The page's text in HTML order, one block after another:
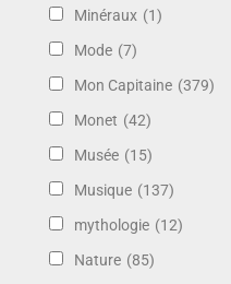
Minéraux (1)
Mode (7)
Mon Capitaine (379)
Monet (42)
Musée (15)
Musique (137)
mythologie (12)
Nature (85)